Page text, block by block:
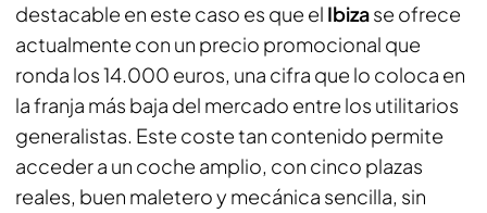
destacable en este caso es que el Ibizase ofrece
actualmente con un precio promocional que
ronda los 14.000 euros, una cifra que lo coloca en
la franja más baja del mercado entre los utilitarios
generalistas. Este coste tan contenido permite
acceder a un coche amplio, con cinco plazas
reales, buen maletero y mecánica sencilla, sin